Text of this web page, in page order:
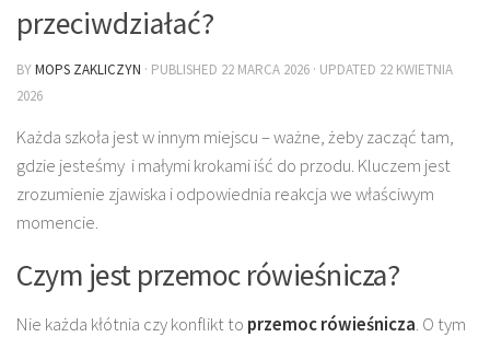
przeciwdziałać?
BYMOPS ZAKLICZYN · PUBLISHED 22 MARCA 2026 · UPDATED 22 KWIETNIA
2026
Każda szkoła jest w innym miejscu – ważne, żeby zacząć tam,
gdzie jesteśmy i małymi krokami iść do przodu. Kluczem jest
zrozumienie zjawiska i odpowiednia reakcja we właściwym
momencie.
Czym jest przemoc rówieśnicza?
Nie każda kłótnia czy konflikt to przemoc rówieśnicza. O tym